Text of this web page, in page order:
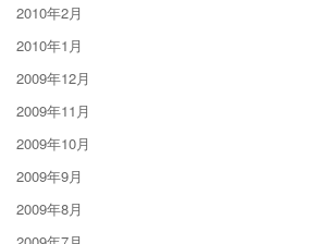
2010年2月
2010年1月
2009年12月
2009年11月
2009年10月
2009年9月
2009年8月